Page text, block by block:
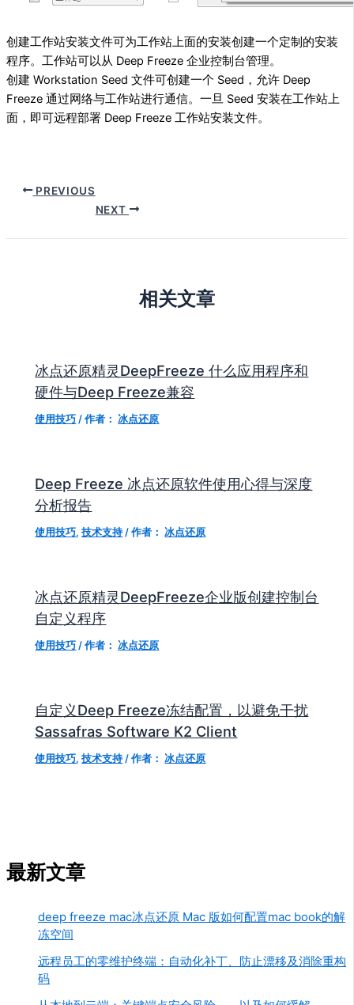
创建工作站安装文件可为工作站上面的安装创建一个定制的安装
程序。工作站可以从 Deep Freeze 企业控制台管理。
创建 Workstation Seed 文件可创建一个 Seed，允许 Deep
Freeze 通过网络与工作站进行通信。一旦 Seed 安装在工作站上
面，即可远程部署 Deep Freeze 工作站安装文件。
PREVIOUS
NEXT
相关文章
冰点还原精灵DeepFreeze 什么应用程序和
硬件与Deep Freeze兼容
使用技巧 / 作者： 冰点还原
Deep Freeze 冰点还原软件使用心得与深度
分析报告
使用技巧,技术支持 / 作者： 冰点还原
冰点还原精灵DeepFreeze企业版创建控制台
自定义程序
使用技巧 / 作者： 冰点还原
自定义Deep Freeze冻结配置，以避免干扰
Sassafras Software K2 Client
使用技巧,技术支持 / 作者： 冰点还原
最新文章
deep freeze mac冰点还原 Mac 版如何配置mac book的解
冻空间
远程员工的零维护终端：自动化补丁、防止漂移及消除重构
码